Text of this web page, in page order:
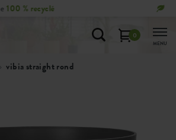
Retours gratuits
0
MENU
vibia straight rond